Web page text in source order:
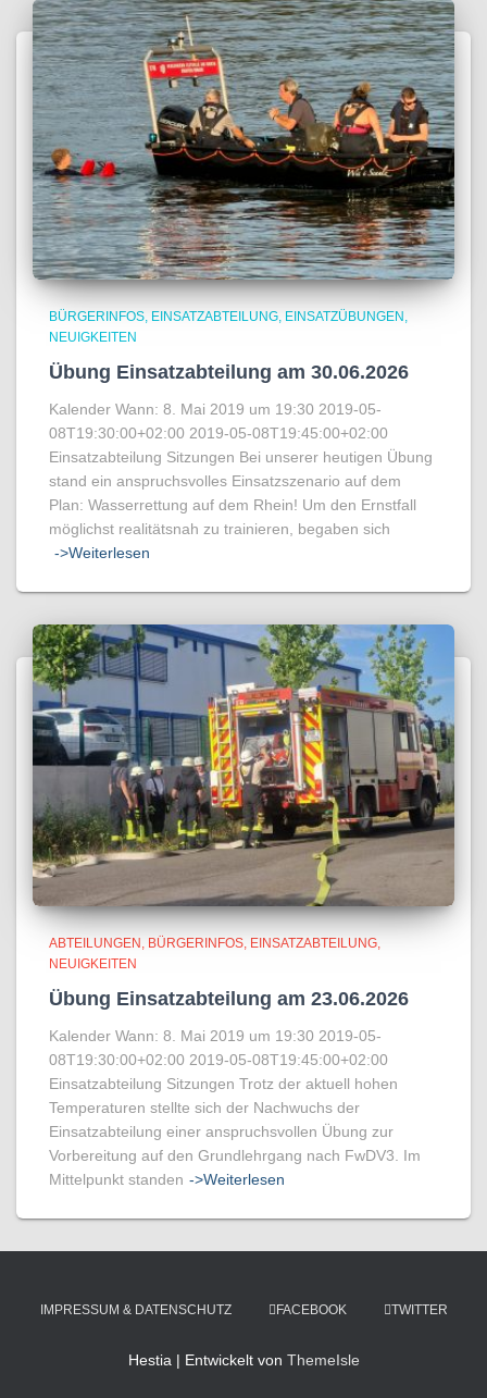
BÜRGERINFOS EINSATZABTEILUNG EINSATZÜBUNGEN
NEUIGKEITEN
Übung Einsatzabteilung am 30.06.2026
Kalender Wann: 8. Mai 2019 um 19:30 2019-05-
08T19:30:00+02:00 2019-05-08T19:45:00+02:00
Einsatzabteilung Sitzungen Bei unserer heutigen Übung
stand ein anspruchsvolles Einsatzszenario auf dem
Plan: Wasserrettung auf dem Rhein! Um den Ernstfall
möglichst realitätsnah zu trainieren, begaben sich
->Weiterlesen
ABTEILUNGEN BÜRGERINFOS EINSATZABTEILUNG
NEUIGKEITEN
Übung Einsatzabteilung am 23.06.2026
Kalender Wann: 8. Mai 2019 um 19:30 2019-05-
08T19:30:00+02:00 2019-05-08T19:45:00+02:00
Einsatzabteilung Sitzungen Trotz der aktuell hohen
Temperaturen stellte sich der Nachwuchs der
Einsatzabteilung einer anspruchsvollen Übung zur
Vorbereitung auf den Grundlehrgang nach FwDV3. Im
Mittelpunkt standen ->Weiterlesen
IMPRESSUM & DATENSCHUTZ FACEBOOK TWITTER
Hestia | Entwickelt von ThemeIsle